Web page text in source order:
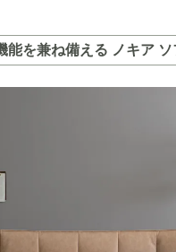
能を兼ね備える ノキア ソ